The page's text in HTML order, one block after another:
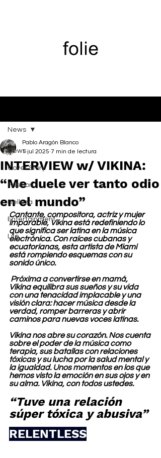
News
Cover Story
Fashion
Belleza
Entertainment
Life
News
INTERVIEW w/ VIKINA:
“Me duele ver tanto odio
en el mundo”
Pablo Aragón Blanco
1 jul 2025 7 min de lectura
Cantante, compositora, actriz y mujer
imparable, Vikina está redefiniendo lo
que significa ser latina en la música
electrónica. Con raíces cubanas y
ecuatorianas, esta artista de Miami
está rompiendo esquemas con su
sonido único.
Próxima a convertirse en mamá,
Vikina equilibra sus sueños y su vida
con una tenacidad implacable y una
visión clara: hacer música desde la
verdad, romper barreras y abrir
caminos para nuevas voces latinas.
Vikina nos abre su corazón. Nos cuenta
sobre el poder de la música como
terapia, sus batallas con relaciones
tóxicas y su lucha por la salud mental y
la igualdad. Unos momentos en los que
hemos visto la emoción en sus ojos y en
su alma. Vikina, con todos ustedes.
“Tuve una relación
súper tóxica y abusiva”
RELENTLESS